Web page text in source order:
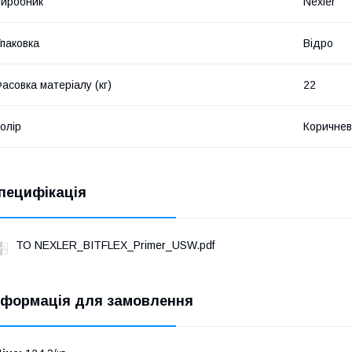
Відро
матеріалу (кг) 22
ТО NEXLER_BITFLEX_Primer_USW.pdf
для замовлення